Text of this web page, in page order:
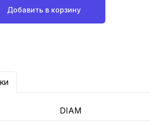
Добавить в корзину
DIAM